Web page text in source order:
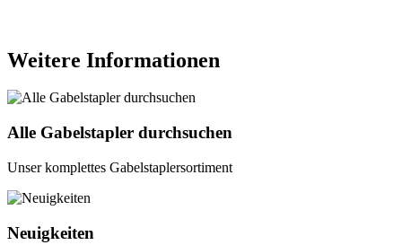
Weitere Informationen
Alle Gabelstapler durchsuchen
Unser komplettes Gabelstaplersortiment
Neuigkeiten